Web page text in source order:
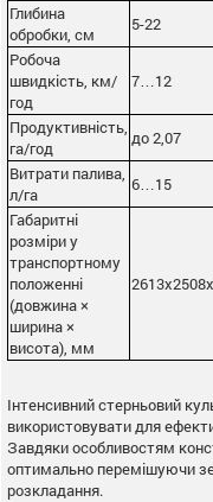
Глибина
обробки, см
5-22
Робоча
швидкість, км/
год
7…12
Продуктивність,
га/год
до 2,07
Витрати палива,
л/га
6…15
Габаритні
розміри у
транспортному
положенні
(довжина ×
ширина ×
висота), мм
Інтенсивний стерньовий
використовувати для
Завдяки особливостям
оптимально перемішуючи
розкладання.